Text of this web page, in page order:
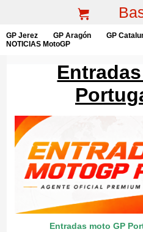
GP Jerez GP Aragón GP
NOTICIAS MotoGP
Entradas moto GP